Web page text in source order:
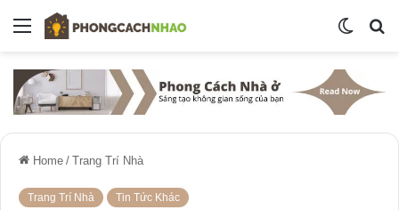
Menu
Switch
Home / Trang Trí Nhà
Trang Trí Nhà Tin Tức Khác